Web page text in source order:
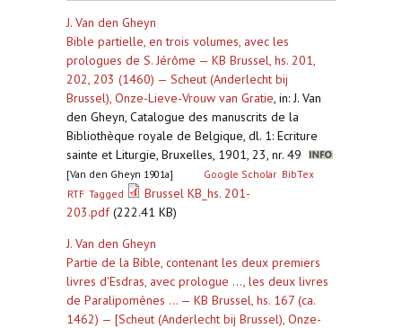
J. Van den Gheyn
Bible partielle, en trois volumes, avec les
prologues de S. Jérôme — KB Brussel, hs. 201,
202, 203 (1460) — Scheut (Anderlecht bij
Brussel), Onze-Lieve-Vrouw van Gratie, in: J. Van
den Gheyn, Catalogue des manuscrits de la
Bibliothèque royale de Belgique, dl. 1: Ecriture
sainte et Liturgie, Bruxelles, 1901, 23, nr. 49
[Van den Gheyn 1901a] Google Scholar BibTex
RTF Tagged
Brussel KB_hs. 201-
203.pdf(222.41 KB)
J. Van den Gheyn
Partie de la Bible, contenant les deux premiers
livres d'Esdras, avec prologue ..., les deux livres
de Paralipomènes ... — KB Brussel, hs. 167 (ca.
1462) — [Scheut (Anderlecht bij Brussel), Onze-